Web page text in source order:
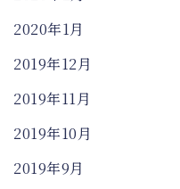
2020年1月
2019年12月
2019年11月
2019年10月
2019年9月